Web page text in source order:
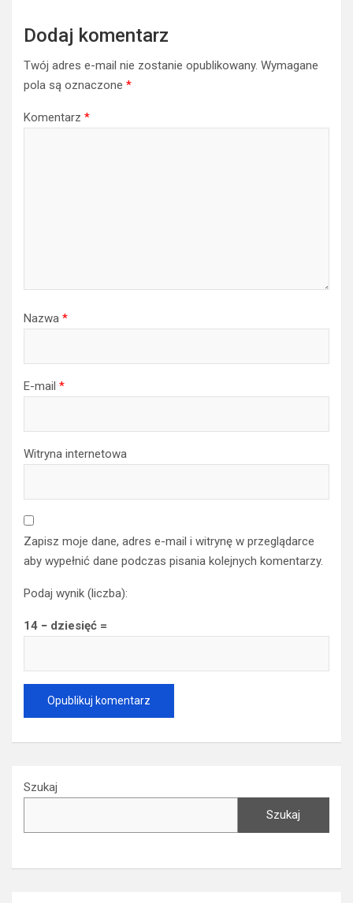
Dodaj komentarz
Twój adres e-mail nie zostanie opublikowany. Wymagane
pola są oznaczone *
Komentarz *
Nazwa *
E-mail *
Witryna internetowa
Zapisz moje dane, adres e-mail i witrynę w przeglądarce
aby wypełnić dane podczas pisania kolejnych komentarzy.
Podaj wynik (liczba):
14 − dziesięć =
Szukaj
Szukaj